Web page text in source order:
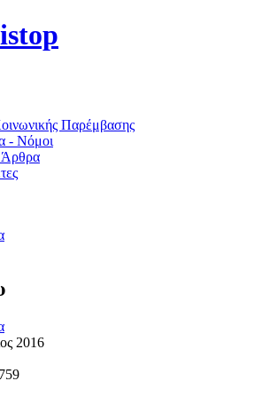
Παρέμβασης
- Νόμοι
Άρθρα
2016